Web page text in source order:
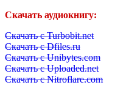
Скачать аудиокнигу:
Скачать с Turbobit.net
Скачать с Dfiles.ru
Скачать с Unibytes.com
Скачать с Uploaded.net
Скачать с Nitroflare.com